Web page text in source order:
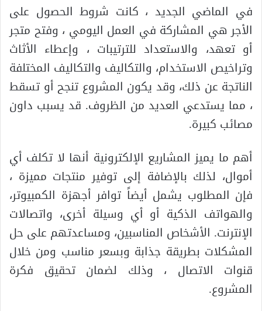
في الماضي الجديد ، كانت شروط الحصول على
الأجر هي المشاركة في العمل اليومي ، وفتح متجر
أو تعهد، والاستعداد للترتيبات ، وإعطاء الأثاث
وتراخيص الاستخدام، والتكاليف والتكاليف المختلفة
الناتجة عن ذلك، وقد يكون المشروع تنجح أو تسقط
، مما يستدعي العديد من الظروف. قد يسبب داون
مصائب كبيرة.
أهم ما يميز المشاريع الإلكترونية أنها لا تكلف أي
أموال، لذلك بالإضافة إلى توفير منتجات مميزة ،
فإن المطلوب يشمل أيضاً توافر أجهزة الكمبيوتر،
والهواتف الذكية أو أي وسيلة أخرى، واتصالات
الإنترنت. الأشخاص المناسبين، ومساعدتهم على حل
المشكلات بطريقة جذابة وبسعر مناسب ومن خلال
قنوات الاتصال ، وذلك لضمان تحقيق فكرة
المشروع.